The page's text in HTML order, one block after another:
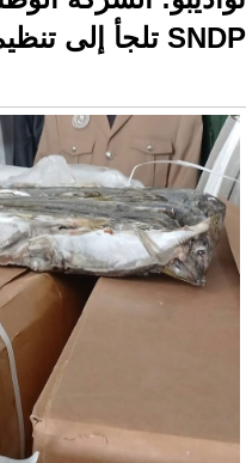
SNDP تلجأ إلى تنظيم توزيعات شكلية.